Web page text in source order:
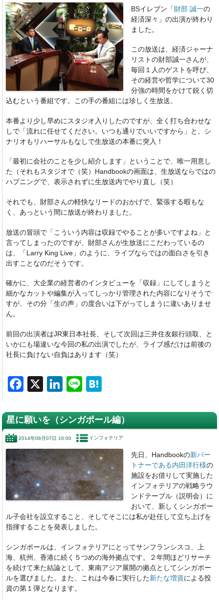
o
o
k
n
BSイレブン「財部 誠一の
経済深々」の出演が終わり
ました。
この放送は、経済ジャーナ
リストの財部誠一さんが、
毎回１人のゲストを呼び、
その経営や哲学について30
分強の時間をかけて鋭く切
込むという番組です。この手の番組には珍しく生放送。
本番より少し早めにスタジオ入りしたのですが、全く打ち合わせな
しで「流れに任せてください。いつも通りでいいですから」と、シ
ナリオもリハーサルもなしで生放送の本番に突入！
「最初に会社のことを少し紹介します」ということで、唯一用意し
た（それもスタジオで（笑）Handbookの画面は、生放送ならではの
ハプニングで、表示されずに生放送内でやり直し（笑）
それでも、財部さんの軽快なリードのおかげで、緊張する暇もな
く、あっという間に放送が終わりました。
放送の冒頭で「こういう内容は収録でやることが多いですよね」と
言ってしまったのですが、財部さんが生放送にこだわっているの
は、「Larry King Live」のように、ライブならではの面白さを引き
出すことなのだそうです。
確かに、大企業の経営者のインタビューを「収録」にしてしまうと
細かなカットや編集が入ってしっかり管理された内容になりそうで
すが、その分「生の声」の度合いは下がってしまうに違いありませ
ん。
前回の出演者はJR東日本社長、そして次回は三井住友銀行頭取、と
いかにも場違いな今回の私の出演でしたが、ライブ感だけは前後の
社長に負けない自負はあります（笑）
F
c
e
b
o
o
k
X
Li
k
e
dI
n
Li
e
e
n
a
星に願いを（シンガポール編）
2014年08月07日 16:00 インフォテリア
先日、Handbookの新パー
トナーである内田洋行様の
施設をお借りして実施した
インフォテリアの戦略ラウ
ンドテーブル（説明会）に
おいて、新しくシンガポー
ル子会社を設立すること、そしてそこには私が赴任して立ち上げを
指揮することを発表しました。
シンガポールは、インフォテリアにとってサンフランシスコ、上
海、杭州、香港に続く５つめの海外拠点です。２年間ほどリサーチ
を続けて来た結論として、東南アジア展開の拠点としてシンガポー
ルを選びました。また、これは今春に実行した新たな増資による投
資の第１弾となります。